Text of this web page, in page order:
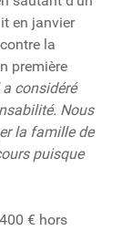
en janvier
la
première
considéré
Nous
la famille de
puisque
€ hors